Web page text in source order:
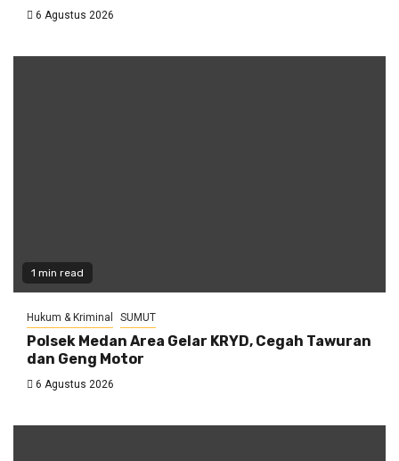
6 Agustus 2026
1 min read
Hukum & Kriminal SUMUT
Polsek Medan Area Gelar KRYD, Cegah Tawuran
dan Geng Motor
6 Agustus 2026